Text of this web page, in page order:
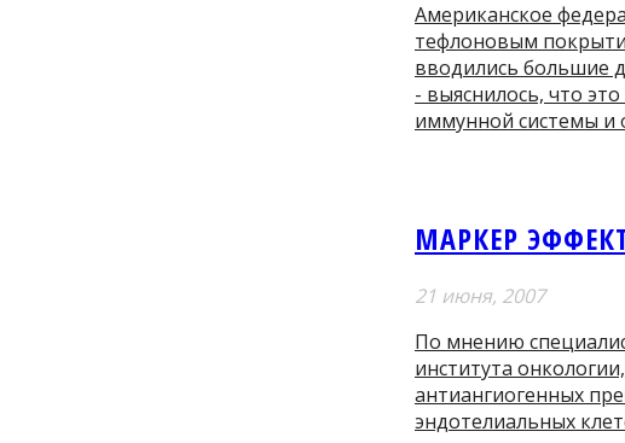
Американское
тефлоновым
вводились большие
- выяснилось, что
иммунной системы и
МАРКЕР
21 июня, 2007
По мнению
института
антиангиогенных
эндотелиальных